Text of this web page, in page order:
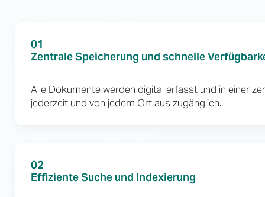
01
Zentrale Speicherung und schnelle
Alle Dokumente werden digital erfasst und in einer
jederzeit und von jedem Ort aus zugänglich.
02
Effiziente Suche und Indexierung